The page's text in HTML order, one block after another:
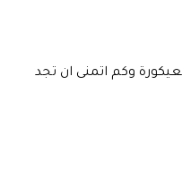
وكم اتمنى ان تجد